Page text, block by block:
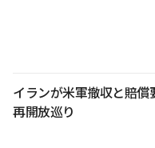
イランが米軍撤収と賠償
再開放巡り